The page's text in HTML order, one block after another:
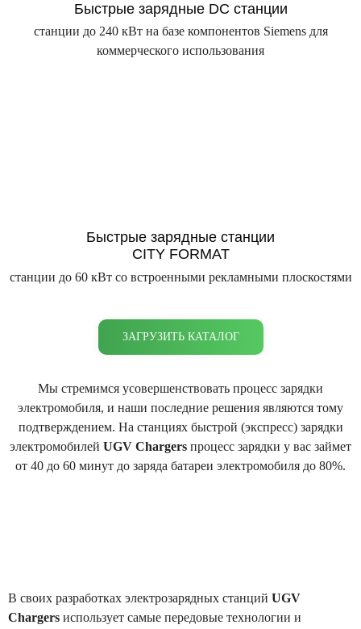
Быстрые зарядные DC станции
станции до 240 кВт на базе компонентов Siemens для
коммерческого использования
Быстрые зарядные станции
CITY FORMAT
станции до 60 кВт со встроенными рекламными плоскостями
ЗАГРУЗИТЬ КАТАЛОГ
Мы стремимся усовершенствовать процесс зарядки
электромобиля, и наши последние решения являются тому
подтверждением. На станциях быстрой (экспресс) зарядки
электромобилей UGV Chargers процесс зарядки у вас займет
от 40 до 60 минут до заряда батареи электромобиля до 80%.
В своих разработках электрозарядных станций UGV
Chargers использует самые передовые технологии и